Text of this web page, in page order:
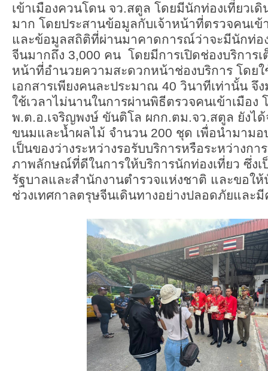
เข้าเมืองควนโดน จว.สตูล โดยมีนักท่องเที่ยวเ
มาก โดยประสานข้อมูลกับเจ้าหน้าที่ตรวจคนเข้า
และข้อมูลสถิติที่ผ่านมาคาดการณ์ว่าจะมีนักท่อ
จีนมากถึง 3,000 คน โดยมีการเปิดช่องบริการ
หน้าที่อำนวยความสะดวกหน้าช่องบริการ โดยใ
เอกสารเพียงคนละประมาณ 40 วินาทีเท่านั้น จึ
ใช้เวลาไม่นานในการผ่านพิธีตรวจคนเข้าเมือง
พ.ต.อ.เจริญพงษ์ ขันติโล ผกก.ตม.จว.สตูล ยังไ
ขนมและน้ำผลไม้ จำนวน 200 ชุด เพื่อนำมามอ
เป็นของว่างระหว่างรอรับบริการหรือระหว่างกา
ภาพลักษณ์ที่ดีในการให้บริการนักท่องเที่ยว ซึ่ง
รัฐบาลและสำนักงานตำรวจแห่งชาติ และขอให้
ช่วงเทศกาลตรุษจีนเดินทางอย่างปลอดภัยและ